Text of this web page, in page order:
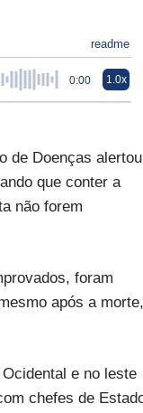
readme
0:00 1.0x
de Doenças alertou
que conter a
não forem
foram
após a morte,
e no leste
chefes de